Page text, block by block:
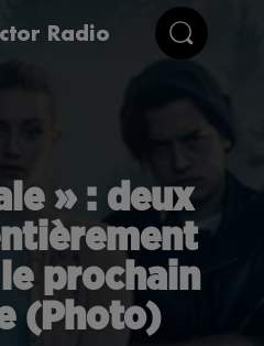
Radio
» : deux
prochain
(Photo)